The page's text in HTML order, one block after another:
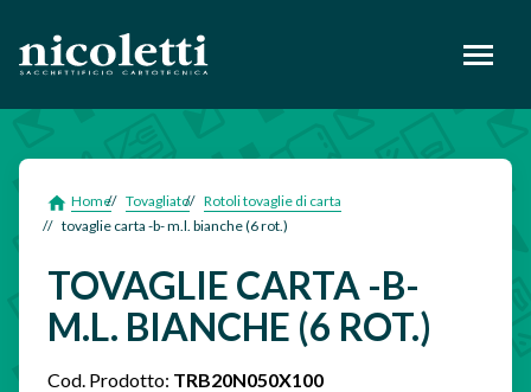
footer
Home Tovagliato
Rotoli tovaglie di carta
tovaglie carta -b- m.l. bianche (6 rot.)
TOVAGLIE CARTA -B-
M.L. BIANCHE (6 ROT.)
Cod. Prodotto: TRB20N050X100